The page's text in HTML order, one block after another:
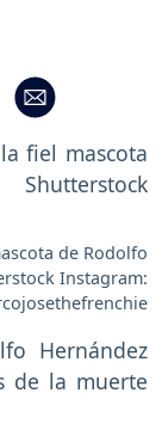
de Rodolfo
Instagram:
Hernández
de la muerte